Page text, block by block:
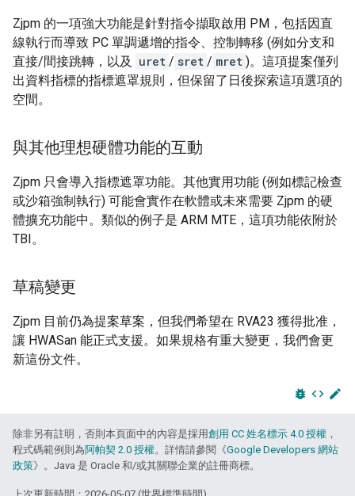
Zjpm 的一項強大功能是針對指令擷取啟用 PM，包括因直
線執行而導致 PC 單調遞增的指令、控制轉移 (例如分支和
直接/間接跳轉，以及
uret / sret / mret )。這項提案僅列
出資料指標的指標遮罩規則，但保留了日後探索這項選項的
空間。
與其他理想硬體功能的互動
Zjpm 只會導入指標遮罩功能。其他實用功能 (例如標記檢查
或沙箱強制執行) 可能會實作在軟體或未來需要 Zjpm 的硬
體擴充功能中。類似的例子是 ARM MTE，這項功能依附於
TBI。
草稿變更
Zjpm 目前仍為提案草案，但我們希望在 RVA23 獲得批准，
讓 HWASan 能正式支援。如果規格有重大變更，我們會更
新這份文件。
bug_report code edit
除非另有註明，否則本頁面中的內容是採用創用 CC 姓名標示 4.0 授權 ，
程式碼範例則為阿帕契 2.0 授權。詳情請參閱《Google Developers 網站
政策》。Java 是 Oracle 和/或其關聯企業的註冊商標。